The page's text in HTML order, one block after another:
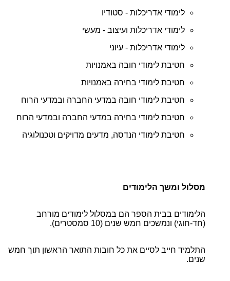
לימודי אדריכלות - סטודיו
לימודי אדריכלות ועיצוב - מעשי
לימודי אדריכלות - עיוני
חטיבת לימודי חובה באמנויות
חטיבת לימודי בחירה באמנויות
חטיבת לימודי חובה במדעי החברה ובמדעי הרוח
חטיבת לימודי בחירה במדעי החברה ובמדעי הרוח
חטיבת לימודי הנדסה, מדעים מדויקים וטכנולוגיה
מסלול ומשך הלימודים
הלימודים בבית הספר הם במסלול לימודים מורחב
(חד-חוגי) ונמשכים חמש שנים (10 סמסטרים).
התלמיד חייב לסיים את כל חובות התואר הראשון תוך חמש
שנים.